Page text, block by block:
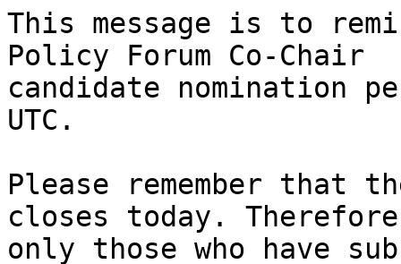
This message is to
Policy Forum Co-Chair
candidate nomination
UTC.
Please remember that
closes today.
only those who have